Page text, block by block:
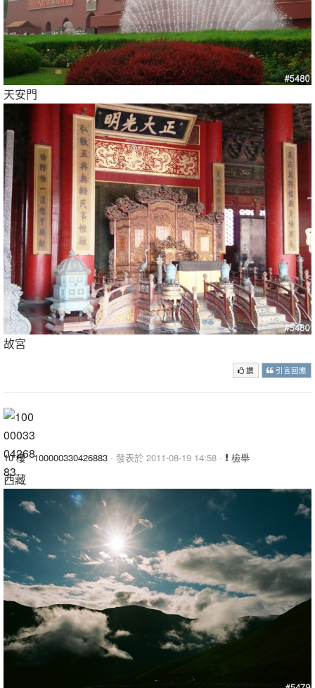
天安門
故宮
讚 引言回應
10 樓·100000330426883 · 發表於 2011-08-19 14:58 · 檢舉
西藏